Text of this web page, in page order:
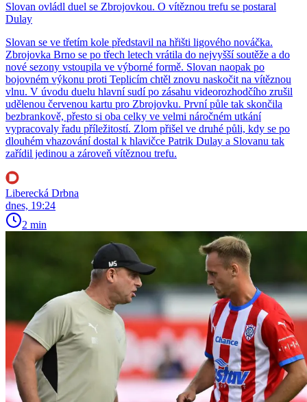
Slovan ovládl duel se Zbrojovkou. O vítěznou trefu se postaral
Dulay
Slovan se ve třetím kole představil na hřišti ligového nováčka.
Zbrojovka Brno se po třech letech vrátila do nejvyšší soutěže a do
nové sezony vstoupila ve výborné formě. Slovan naopak po
bojovném výkonu proti Teplicím chtěl znovu naskočit na vítěznou
vlnu. V úvodu duelu hlavní sudí po zásahu videorozhodčího zrušil
udělenou červenou kartu pro Zbrojovku. První půle tak skončila
bezbrankově, přesto si oba celky ve velmi náročném utkání
vypracovaly řadu příležitostí. Zlom přišel ve druhé půli, kdy se po
dlouhém vhazování dostal k hlavičce Patrik Dulay a Slovanu tak
zařídil jedinou a zároveň vítěznou trefu.
Liberecká Drbna
dnes, 19:24
2 min